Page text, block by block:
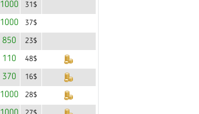
1000 31$
1000 37$
850 23$
110 48$
370 16$
1000 28$